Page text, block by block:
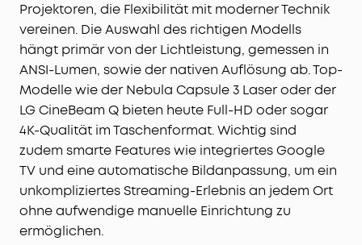
Projektoren, die Flexibilität mit moderner Technik
vereinen. Die Auswahl des richtigen Modells
hängt primär von der Lichtleistung, gemessen in
ANSI-Lumen, sowie der nativen Auflösung ab. Top-
Modelle wie der Nebula Capsule 3 Laser oder der
LG CineBeam Q bieten heute Full-HD oder sogar
4K-Qualität im Taschenformat. Wichtig sind
zudem smarte Features wie integriertes Google
TV und eine automatische Bildanpassung, um ein
unkompliziertes Streaming-Erlebnis an jedem Ort
ohne aufwendige manuelle Einrichtung zu
ermöglichen.